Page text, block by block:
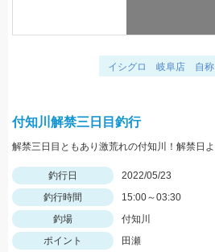
イシグロ 岐阜店 自称
付知川解禁三日目釣行
釣行日
2022/05/23
釣行時間
15:00～03:30
釣場
付知川
ポイント
田瀬